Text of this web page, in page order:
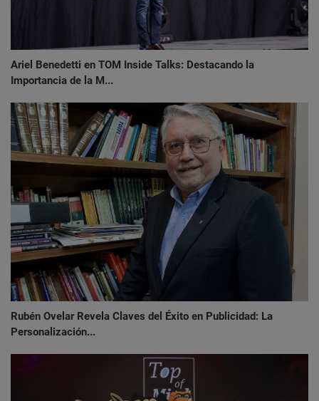
Ariel Benedetti en TOM Inside Talks: Destacando la
Importancia de la M...
Rubén Ovelar Revela Claves del Éxito en Publicidad: La
Personalización...